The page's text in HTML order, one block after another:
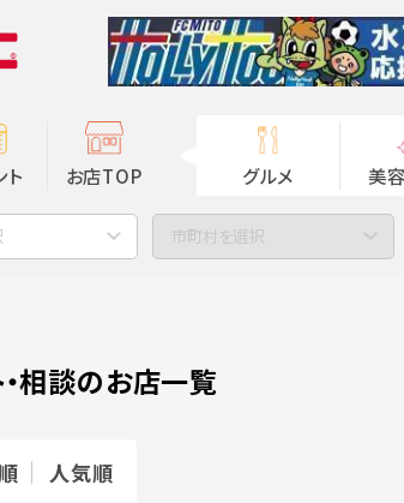
ト お店TOP グルメ 美
市町村を選択
相談のお店一覧
人気順